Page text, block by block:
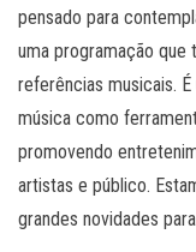
pensado para
uma programação
referências musicais.
música como
promovendo
artistas e público.
grandes novidades